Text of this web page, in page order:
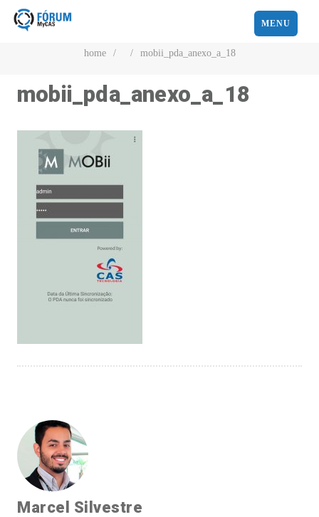
MENU
home / / mobii_pda_anexo_a_18
mobii_pda_anexo_a_18
Marcel Silvestre